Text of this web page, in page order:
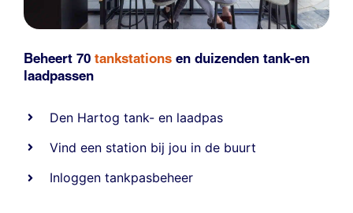
Beheert 70 tankstations en duizenden tank-en
laadpassen
Den Hartog tank- en laadpas
Vind een station bij jou in de buurt
Inloggen tankpasbeheer